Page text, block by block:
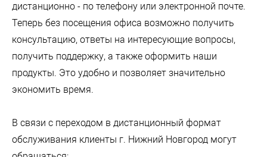
дистанционно - по телефону или электронной почте.
Теперь без посещения офиса возможно получить
консультацию, ответы на интересующие вопросы,
получить поддержку, а также оформить наши
продукты. Это удобно и позволяет значительно
экономить время.
В связи с переходом в дистанционный формат
обслуживания клиенты г. Нижний Новгород могут